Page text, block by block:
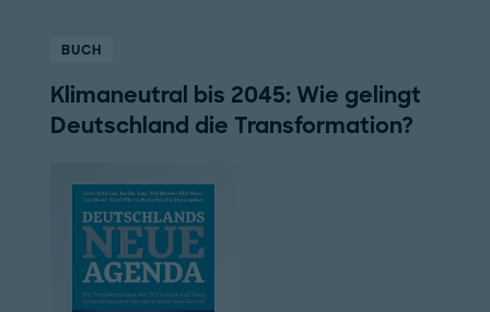
BUCH
Klimaneutral bis 2045: Wie gelingt
Deutschland die Transformation?